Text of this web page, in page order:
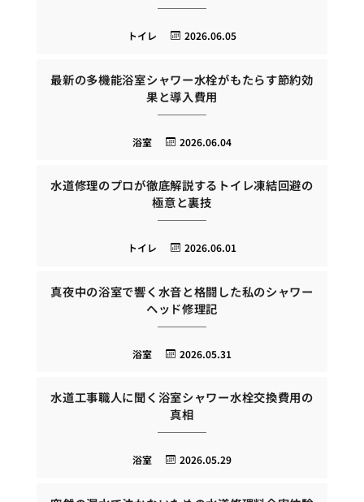
2026.06.05
トイレ
最新の多機能浴室シャワー水栓がもたらす節約効
果と導入費用
2026.06.04
浴室
水道修理のプロが徹底解説するトイレ凍結回避の
極意と裏技
2026.06.01
トイレ
真夜中の浴室で響く水音と格闘した私のシャワー
ヘッド修理記
2026.05.31
浴室
水道工事職人に聞く浴室シャワー水栓交換費用の
真相
2026.05.29
浴室